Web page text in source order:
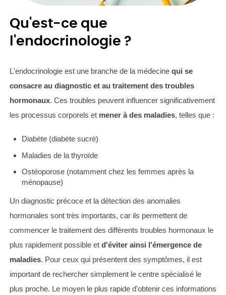
Qu'est-ce que
l'endocrinologie ?
L'endocrinologie est une branche de la médecine qui se
consacre au diagnostic et au traitement des troubles
hormonaux. Ces troubles peuvent influencer significativement
les processus corporels et mener à des maladies, telles que :
Diabète (diabète sucré)
Maladies de la thyroïde
Ostéoporose (notamment chez les femmes après la
ménopause)
Un diagnostic précoce et la détection des anomalies
hormonales sont très importants, car ils permettent de
commencer le traitement des différents troubles hormonaux le
plus rapidement possible et d'éviter ainsi l'émergence de
maladies. Pour ceux qui présentent des symptômes, il est
important de rechercher simplement le centre spécialisé le
plus proche. Le moyen le plus rapide d'obtenir ces informations